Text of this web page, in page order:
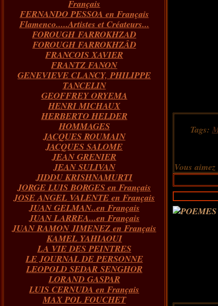
Français
FERNANDO PESSOA en Français
Flamenco.....Artistes et Créateurs...
FOROUGH FARROKHZAD
FOROUGH FARROKHZÂD
FRANCOIS XAVIER
FRANTZ FANON
GENEVIEVE CLANCY, PHILIPPE
TANCELIN
GEOFFREY ORYEMA
HENRI MICHAUX
HERBERTO HELDER
HOMMAGES
JACQUES ROUMAIN
JACQUES SALOME
JEAN GRENIER
JEAN SULIVAN
JIDDU KRISHNAMURTI
JORGE LUIS BORGES en Français
JOSE ANGEL VALENTE en Français
JUAN GELMAN..en Français
JUAN LARREA...en Français
JUAN RAMON JIMENEZ en Français
KAMEL YAHIAOUI
LA VIE DES PEINTRES
LE JOURNAL DE PERSONNE
LEOPOLD SEDAR SENGHOR
LORAND GASPAR
LUIS CERNUDA en Français
MAX POL FOUCHET
Tags:
Vous aimez